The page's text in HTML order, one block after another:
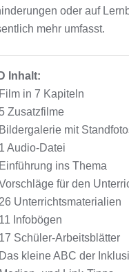
oder auf
mehr umfasst.
Inhalt:
Film in 7 Kapiteln
5 Zusatzfilme
Bildergalerie mit
1 Audio-Datei
Einführung ins Thema
für den
26 Unterrichtsmaterialien
11 Infobögen
17 Schüler-Arbeitsblätter
Das kleine ABC der